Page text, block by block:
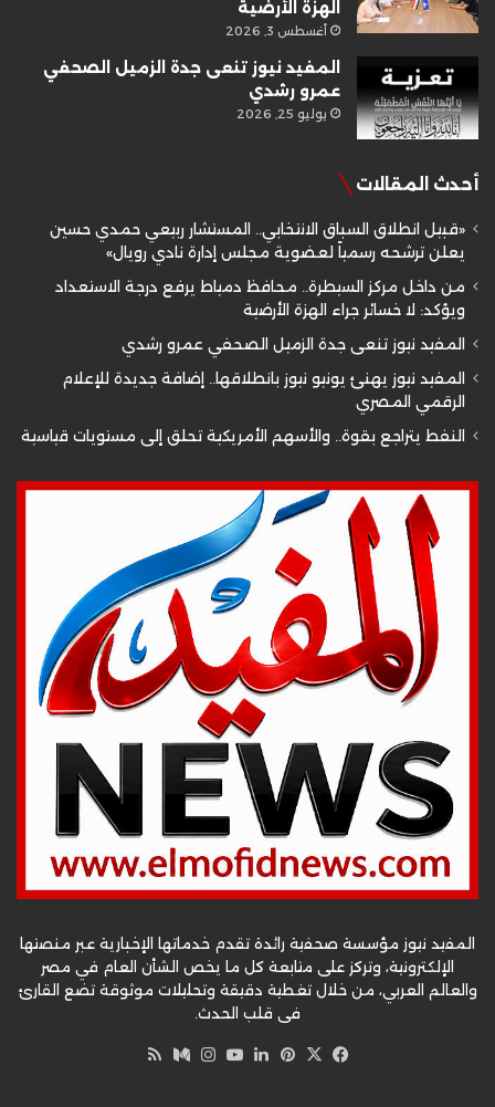
الهزة الأرضية
أغسطس 3, 2026
المفيد نيوز تنعى جدة الزميل الصحفي
عمرو رشدي
يوليو 25, 2026
أحدث المقالات
«قبيل انطلاق السباق الانتخابي.. المستشار ربيعي حمدي حسين
يعلن ترشحه رسمياً لعضوية مجلس إدارة نادي رويال»
من داخل مركز السيطرة.. محافظ دمياط يرفع درجة الاستعداد
ويؤكد: لا خسائر جراء الهزة الأرضية
المفيد نيوز تنعى جدة الزميل الصحفي عمرو رشدي
المفيد نيوز يهنئ يونيو نيوز بانطلاقها.. إضافة جديدة للإعلام
الرقمي المصري
النفط يتراجع بقوة.. والأسهم الأمريكية تحلق إلى مستويات قياسية
المفيد نيوز مؤسسة صحفية رائدة تقدم خدماتها الإخبارية عبر منصتها
الإلكترونية، وتركز على متابعة كل ما يخص الشأن العام في مصر
والعالم العربي، من خلال تغطية دقيقة وتحليلات موثوقة تضع القارئ
في قلب الحدث.
فيسبوك
‫X بينتيريست
لينكدإن‫YouTube
انستقرام
وسط